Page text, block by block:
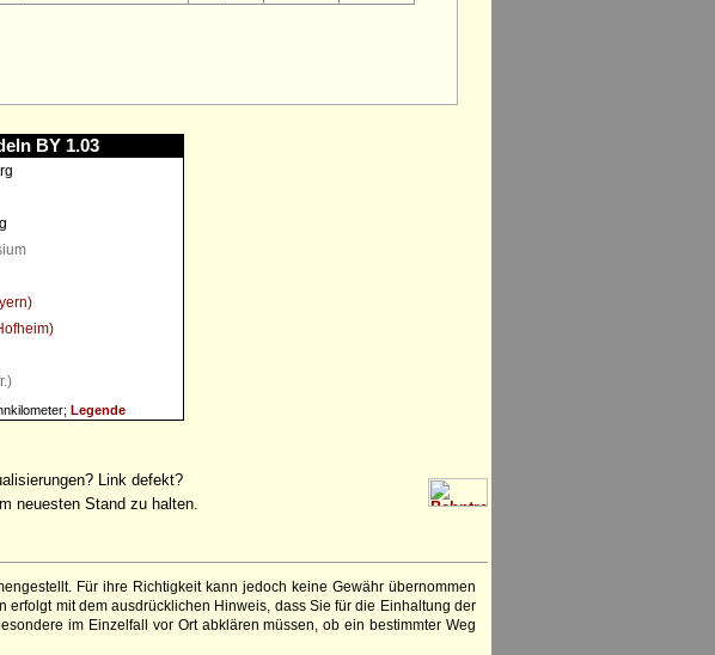
BY 1.03
Legende
Link defekt?
neuesten Stand zu halten.
Für ihre Richtigkeit kann jedoch keine Gewähr übernommen
mit dem ausdrücklichen Hinweis, dass Sie für die Einhaltung der
im Einzelfall vor Ort abklären müssen, ob ein bestimmter Weg